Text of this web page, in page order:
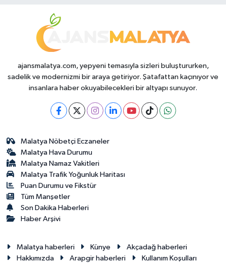
ajansmalatya.com, yepyeni temasıyla sizleri buluştururken,
sadelik ve modernizmi bir araya getiriyor. Şatafattan kaçınıyor ve
insanlara haber okuyabilecekleri bir altyapı sunuyor.
Malatya Nöbetçi Eczaneler
Malatya Hava Durumu
Malatya Namaz Vakitleri
Malatya Trafik Yoğunluk Haritası
Puan Durumu ve Fikstür
Tüm Manşetler
Son Dakika Haberleri
Haber Arşivi
Malatya haberleri Künye
Akçadağ haberleri
Hakkımızda
Arapgir haberleri
Kullanım Koşulları